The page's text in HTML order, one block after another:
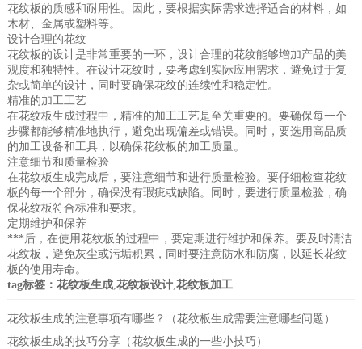
花纹板的质感和耐用性。因此，要根据实际需求选择适合的材料，如
木材、金属或塑料等。
设计合理的花纹
花纹板的设计是非常重要的一环，设计合理的花纹能够增加产品的美
观度和独特性。在设计花纹时，要考虑到实际应用需求，避免过于复
杂或简单的设计，同时要确保花纹的连续性和稳定性。
精准的加工工艺
在花纹板生成过程中，精准的加工工艺是至关重要的。要确保每一个
步骤都能够精准地执行，避免出现偏差或错误。同时，要选用高品质
的加工设备和工具，以确保花纹板的加工质量。
注意细节和质量检验
在花纹板生成完成后，要注意细节和进行质量检验。要仔细检查花纹
板的每一个部分，确保没有瑕疵或缺陷。同时，要进行质量检验，确
保花纹板符合标准和要求。
定期维护和保养
***后，在使用花纹板的过程中，要定期进行维护和保养。要及时清洁
花纹板，避免灰尘或污垢积累，同时要注意防水和防腐，以延长花纹
板的使用寿命。
tag标签： 花纹板生成, 花纹板设计, 花纹板加工
花纹板生成的注意事项有哪些？（花纹板生成需要注意哪些问题）
花纹板生成的技巧分享（花纹板生成的一些小技巧）